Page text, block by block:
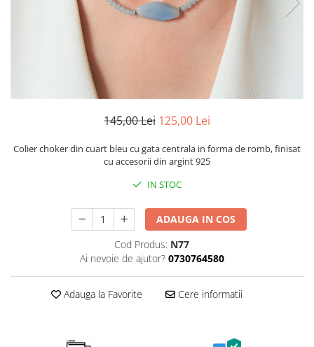
145,00 Lei 125,00 Lei
Colier choker din cuart bleu cu gata centrala in forma de romb, finisat
cu accesorii din argint 925
IN STOC
ADAUGA IN COS
Cod Produs: N77
Ai nevoie de ajutor? 0730764580
Adauga la Favorite Cere informatii